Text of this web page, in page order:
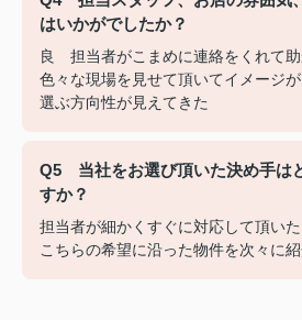
はいかがでしたか？
良 担当者がこまめに連絡をくれて助
色々な現場を見せて頂いてイメージ
選ぶ方向性が見えてきた
Q5 当社をお選び頂いた決め手は
すか？
担当者が細かくすぐに対応して頂いた
こちらの希望に沿った物件を次々に